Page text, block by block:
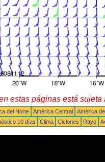
estas páginas está sujeta
del Norte América Central América
10 días Clima Ciclones Rayo